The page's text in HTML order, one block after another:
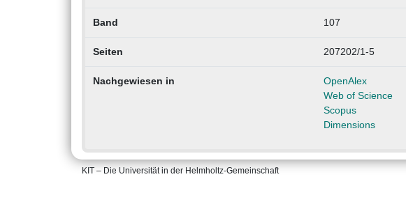
Band 107
Seiten 207202/1-5
Nachgewiesen in
OpenAlex
Web of Science
Scopus
Dimensions
KIT – Die Universität in der Helmholtz-Gemeinschaft